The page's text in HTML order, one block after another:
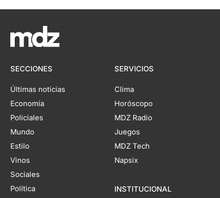
SECCIONES
Últimas noticias
Economía
Policiales
Mundo
Estilo
Vinos
Sociales
Política
SERVICIOS
Clima
Horóscopo
MDZ Radio
Juegos
MDZ Tech
Napsix
INSTITUCIONAL